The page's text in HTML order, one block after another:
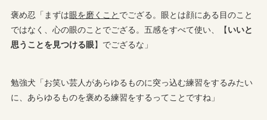
褒め忍「まずは眼を磨くこと でござる。眼とは顔にある目のこと
ではなく、心の眼のことでござる。五感をすべて使い、【いいと
思うことを見つける眼】でござるな」
勉強犬「お笑い芸人があらゆるものに突っ込む練習をするみたい
に、あらゆるものを褒める練習をするってことですね」